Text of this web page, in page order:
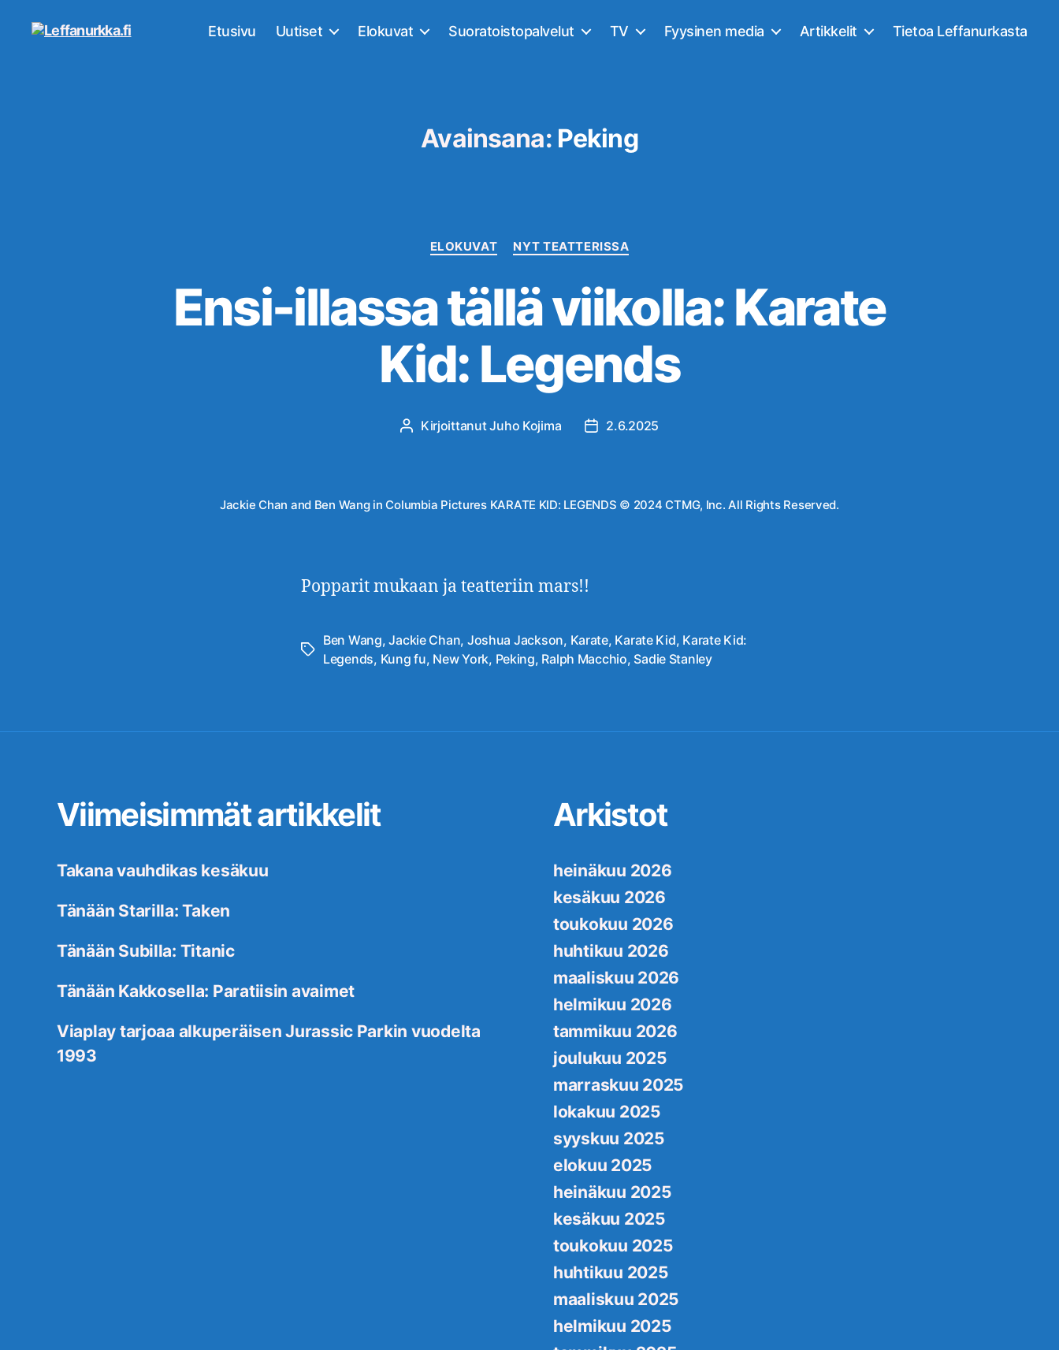
Etusivu Uutiset Elokuvat Suoratoistopalvelut TV Fyysinen media Artikkelit Tietoa Leffanurkasta
Avainsana: Peking
Kategoriat
ELOKUVAT NYT TEATTERISSA
Ensi-illassa tällä viikolla: Karate
Kid: Legends
Kirjoittaja
KirjoittanutJuho Kojima Julkaisupäivämäärä
2.6.2025
Jackie Chan and Ben Wang in Columbia Pictures KARATE KID: LEGENDS © 2024 CTMG, Inc. All Rights Reserved.
Popparit mukaan ja teatteriin mars!!
Avainsanat
Ben Wang,Jackie Chan, Joshua Jackson, Karate, Karate Kid, Karate Kid:
Legends, Kung fu, New York, Peking, Ralph Macchio, Sadie Stanley
Viimeisimmät artikkelit
Takana vauhdikas kesäkuu
Tänään Starilla: Taken
Tänään Subilla: Titanic
Tänään Kakkosella: Paratiisin avaimet
Viaplay tarjoaa alkuperäisen Jurassic Parkin vuodelta
1993
Arkistot
heinäkuu 2026
kesäkuu 2026
toukokuu 2026
huhtikuu 2026
maaliskuu 2026
helmikuu 2026
tammikuu 2026
joulukuu 2025
marraskuu 2025
lokakuu 2025
syyskuu 2025
elokuu 2025
heinäkuu 2025
kesäkuu 2025
toukokuu 2025
huhtikuu 2025
maaliskuu 2025
helmikuu 2025